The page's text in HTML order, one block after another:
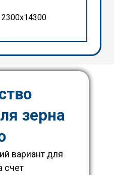
2300x14300
зерна
вариант для
счет